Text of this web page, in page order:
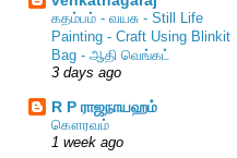
கதம்பம் - வயசு - Still Life
Painting - Craft Using Blinkit
Bag - ஆதி வெங்கட்
3 days ago
R P ராஜநாயஹம்
கௌரவம்
1 week ago